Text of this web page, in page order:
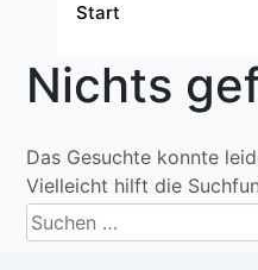
Start
Nichts
Das Gesuchte konnte
Vielleicht hilft die